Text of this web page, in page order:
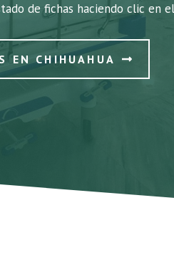
de fichas haciendo clic en
EN CHIHUAHUA